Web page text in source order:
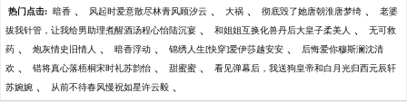
热门点击: 暗香 、 风起时爱意散尽林青风顾汐云 、 大祸 、 彻底毁了她唐朝淮唐梦绮 、 老婆
拔我针管，让我给男助理煮醒酒汤程心怡陆沉宴 、 和姐姐互换化兽丹后大皇子柔美人 、 无可救
药 、 炮灰情史旧情人 、 暗香浮动 、 锦绣人生[快穿]爱伊莎越安安 、 后悔爱你穆斯澜沈清
欢 、 错将真心落梧桐宋时礼苏韵怡 、 甜蜜蜜 、 看见弹幕后，我送狗皇帝和白月光归西元辰轩
苏婉婉 、 从前不待春风慢祝如星许云毅 、